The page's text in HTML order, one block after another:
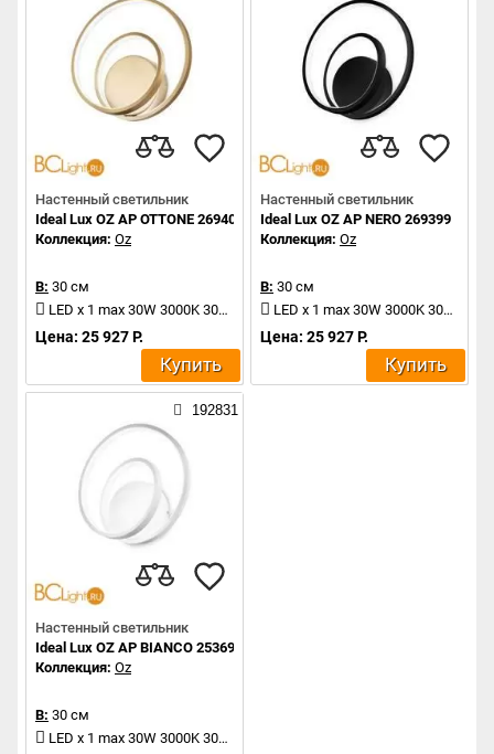
Настенный светильник
Ideal Lux OZ AP OTTONE 269405
Коллекция: Oz
В: 30 см
LED x 1 max 30W 3000K 3000Lm
Цена: 25 927 Р.
Купить
Настенный светильник
Ideal Lux OZ AP NERO 269399
Коллекция: Oz
В: 30 см
LED x 1 max 30W 3000K 3000Lm
Цена: 25 927 Р.
Купить
192831
Настенный светильник
Ideal Lux OZ AP BIANCO 253695
Коллекция: Oz
В: 30 см
LED x 1 max 30W 3000K 3000Lm